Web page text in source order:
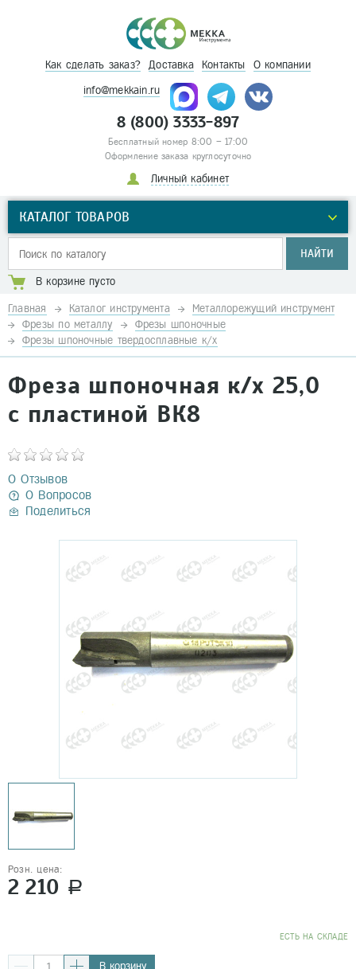
Как сделать заказ? Доставка Контакты О компании
info@mekkain.ru
8 (800) 3333-897
Бесплатный номер 8:00 – 17:00
Оформление заказа круглосуточно
Личный кабинет
КАТАЛОГ ТОВАРОВ
НАЙТИ
В корзине пусто
Главная Каталог инструмента
Металлорежущий инструмент
Фрезы по металлу
Фрезы шпоночные
Фрезы шпоночные твердосплавные к/х
Фреза шпоночная к/х 25,0
с пластиной ВК8
0 Отзывов
0 Вопросов
Поделиться
Розн. цена:
2 210 a
EСТЬ НА СКЛАДЕ
В корзину